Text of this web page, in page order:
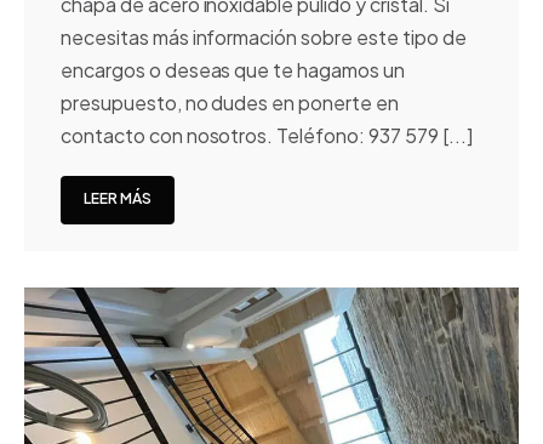
necesitas más información sobre este tipo de
encargos o deseas que te hagamos un
presupuesto, no dudes en ponerte en
contacto con nosotros. Teléfono: 937 579 [...]
LEER MÁS